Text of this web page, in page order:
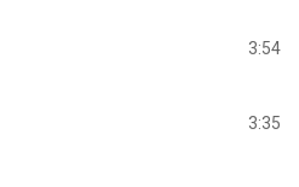
3:54
3:35